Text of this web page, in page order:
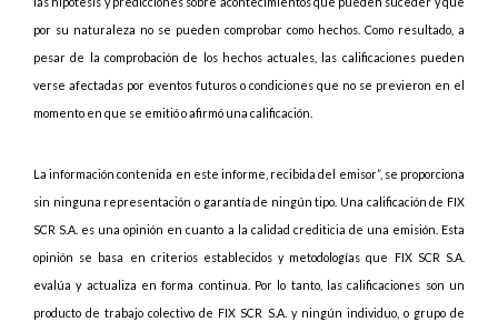
por su naturaleza no se pueden comprobar como hechos. Como resultado, a
pesar de la comprobación de los hechos actuales, las calificaciones pueden
verse afectadas por eventos futuros o condiciones que no se previeron en el
momento en que se emitió o afirmó una calificación.
La información contenida en este informe, recibida del emisor”, se proporciona
sin ninguna representación o garantía de ningún tipo. Una calificación de FIX
SCR S.A. es una opinión en cuanto a la calidad crediticia de una emisión. Esta
opinión se basa en criterios establecidos y metodologías que FIX SCR S.A.
evalúa y actualiza en forma continua. Por lo tanto, las calificaciones son un
producto de trabajo colectivo de FIX SCR S.A. y ningún individuo, o grupo de